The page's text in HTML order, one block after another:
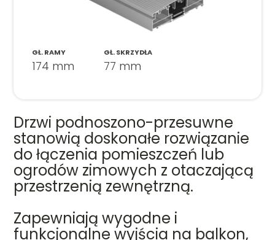
GŁ. RAMY
174 mm
GŁ. SKRZYDŁA
77 mm
Drzwi podnoszono-przesuwne
stanowią doskonałe rozwiązanie
do łączenia pomieszczeń lub
ogrodów zimowych z otaczającą
przestrzenią zewnętrzną.
Zapewniają wygodne i
funkcjonalne wyjścia na balkon,